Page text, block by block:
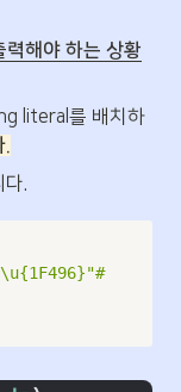
해야 하는 상황
literal를 배치하
.
다.